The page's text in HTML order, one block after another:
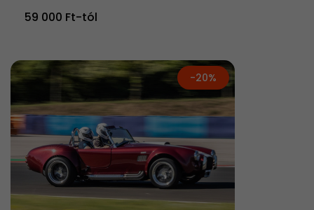
59 000 Ft-tól
-20%